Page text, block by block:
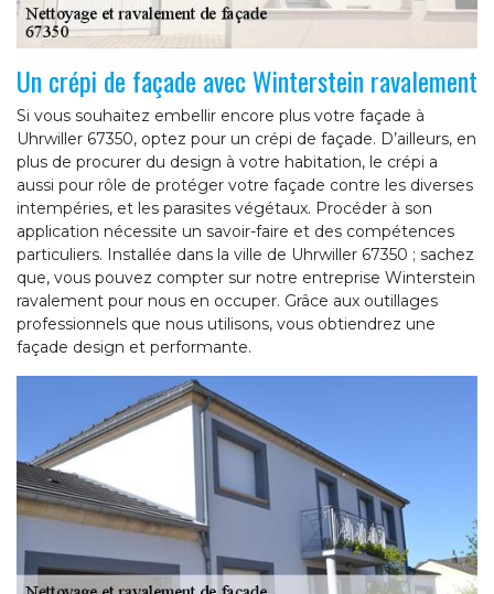
Un crépi de façade avec Winterstein ravalement
Si vous souhaitez embellir encore plus votre façade à
Uhrwiller 67350, optez pour un crépi de façade. D’ailleurs, en
plus de procurer du design à votre habitation, le crépi a
aussi pour rôle de protéger votre façade contre les diverses
intempéries, et les parasites végétaux. Procéder à son
application nécessite un savoir-faire et des compétences
particuliers. Installée dans la ville de Uhrwiller 67350 ; sachez
que, vous pouvez compter sur notre entreprise Winterstein
ravalement pour nous en occuper. Grâce aux outillages
professionnels que nous utilisons, vous obtiendrez une
façade design et performante.